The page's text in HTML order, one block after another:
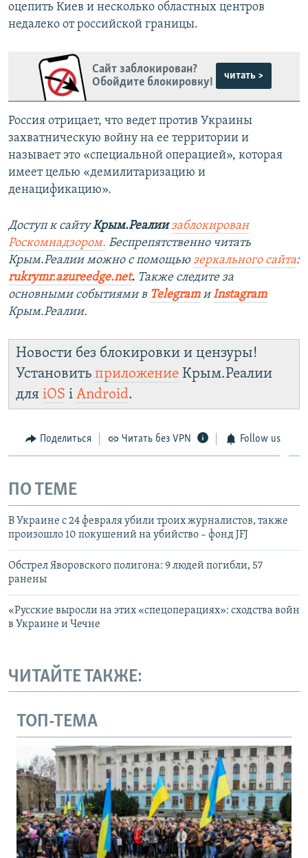
оцепить Киев и несколько областных центров
недалеко от российской границы.
Сайт заблокирован?
Обойдите блокировку!
читать >
Россия отрицает, что ведет против Украины
захватническую войну на ее территории и
называет это «специальной операцией», которая
имеет целью «демилитаризацию и
денацификацию».
Доступ к сайтуКрым.Реалии заблокирован
Роскомнадзором. Беспрепятственно читать
Крым.Реалии можно с помощью зеркального сайта:
rukrymr.azureedge.net. Также следите за
основными событиями в TelegramиInstagram
Крым.Реалии.
Новости без блокировки и цензуры!
Установить приложение Крым.Реалии
для iOS і Android.
Поделиться Читать без VPN Follow us
ПО ТЕМЕ
В Украине с 24 февраля убили троих журналистов, также
произошло 10 покушений на убийство – фонд JFJ
Обстрел Яворовского полигона: 9 людей погибли, 57
ранены
«Русские выросли на этих «спецоперациях»: сходства войн
в Украине и Чечне
ЧИТАЙТЕ ТАКЖЕ:
ТОП-ТЕМА